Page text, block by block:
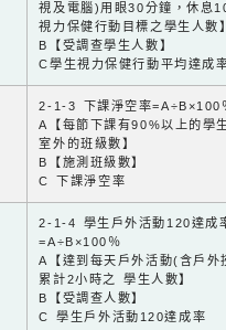
視及電腦)用眼30分鐘，休息
視力保健行動目標之學生人數
B【受調查學生人數】
C學生視力保健行動平均達成
2-1-3 下課淨空率=A÷B×100
A【每節下課有90%以上的學
室外的班級數】
B【施測班級數】
C 下課淨空率
2-1-4 學生戶外活動120達成
=A÷B×100％
A【達到每天戶外活動(含戶外
累計2小時之 學生人數】
B【受調查人數】
C 學生戶外活動120達成率